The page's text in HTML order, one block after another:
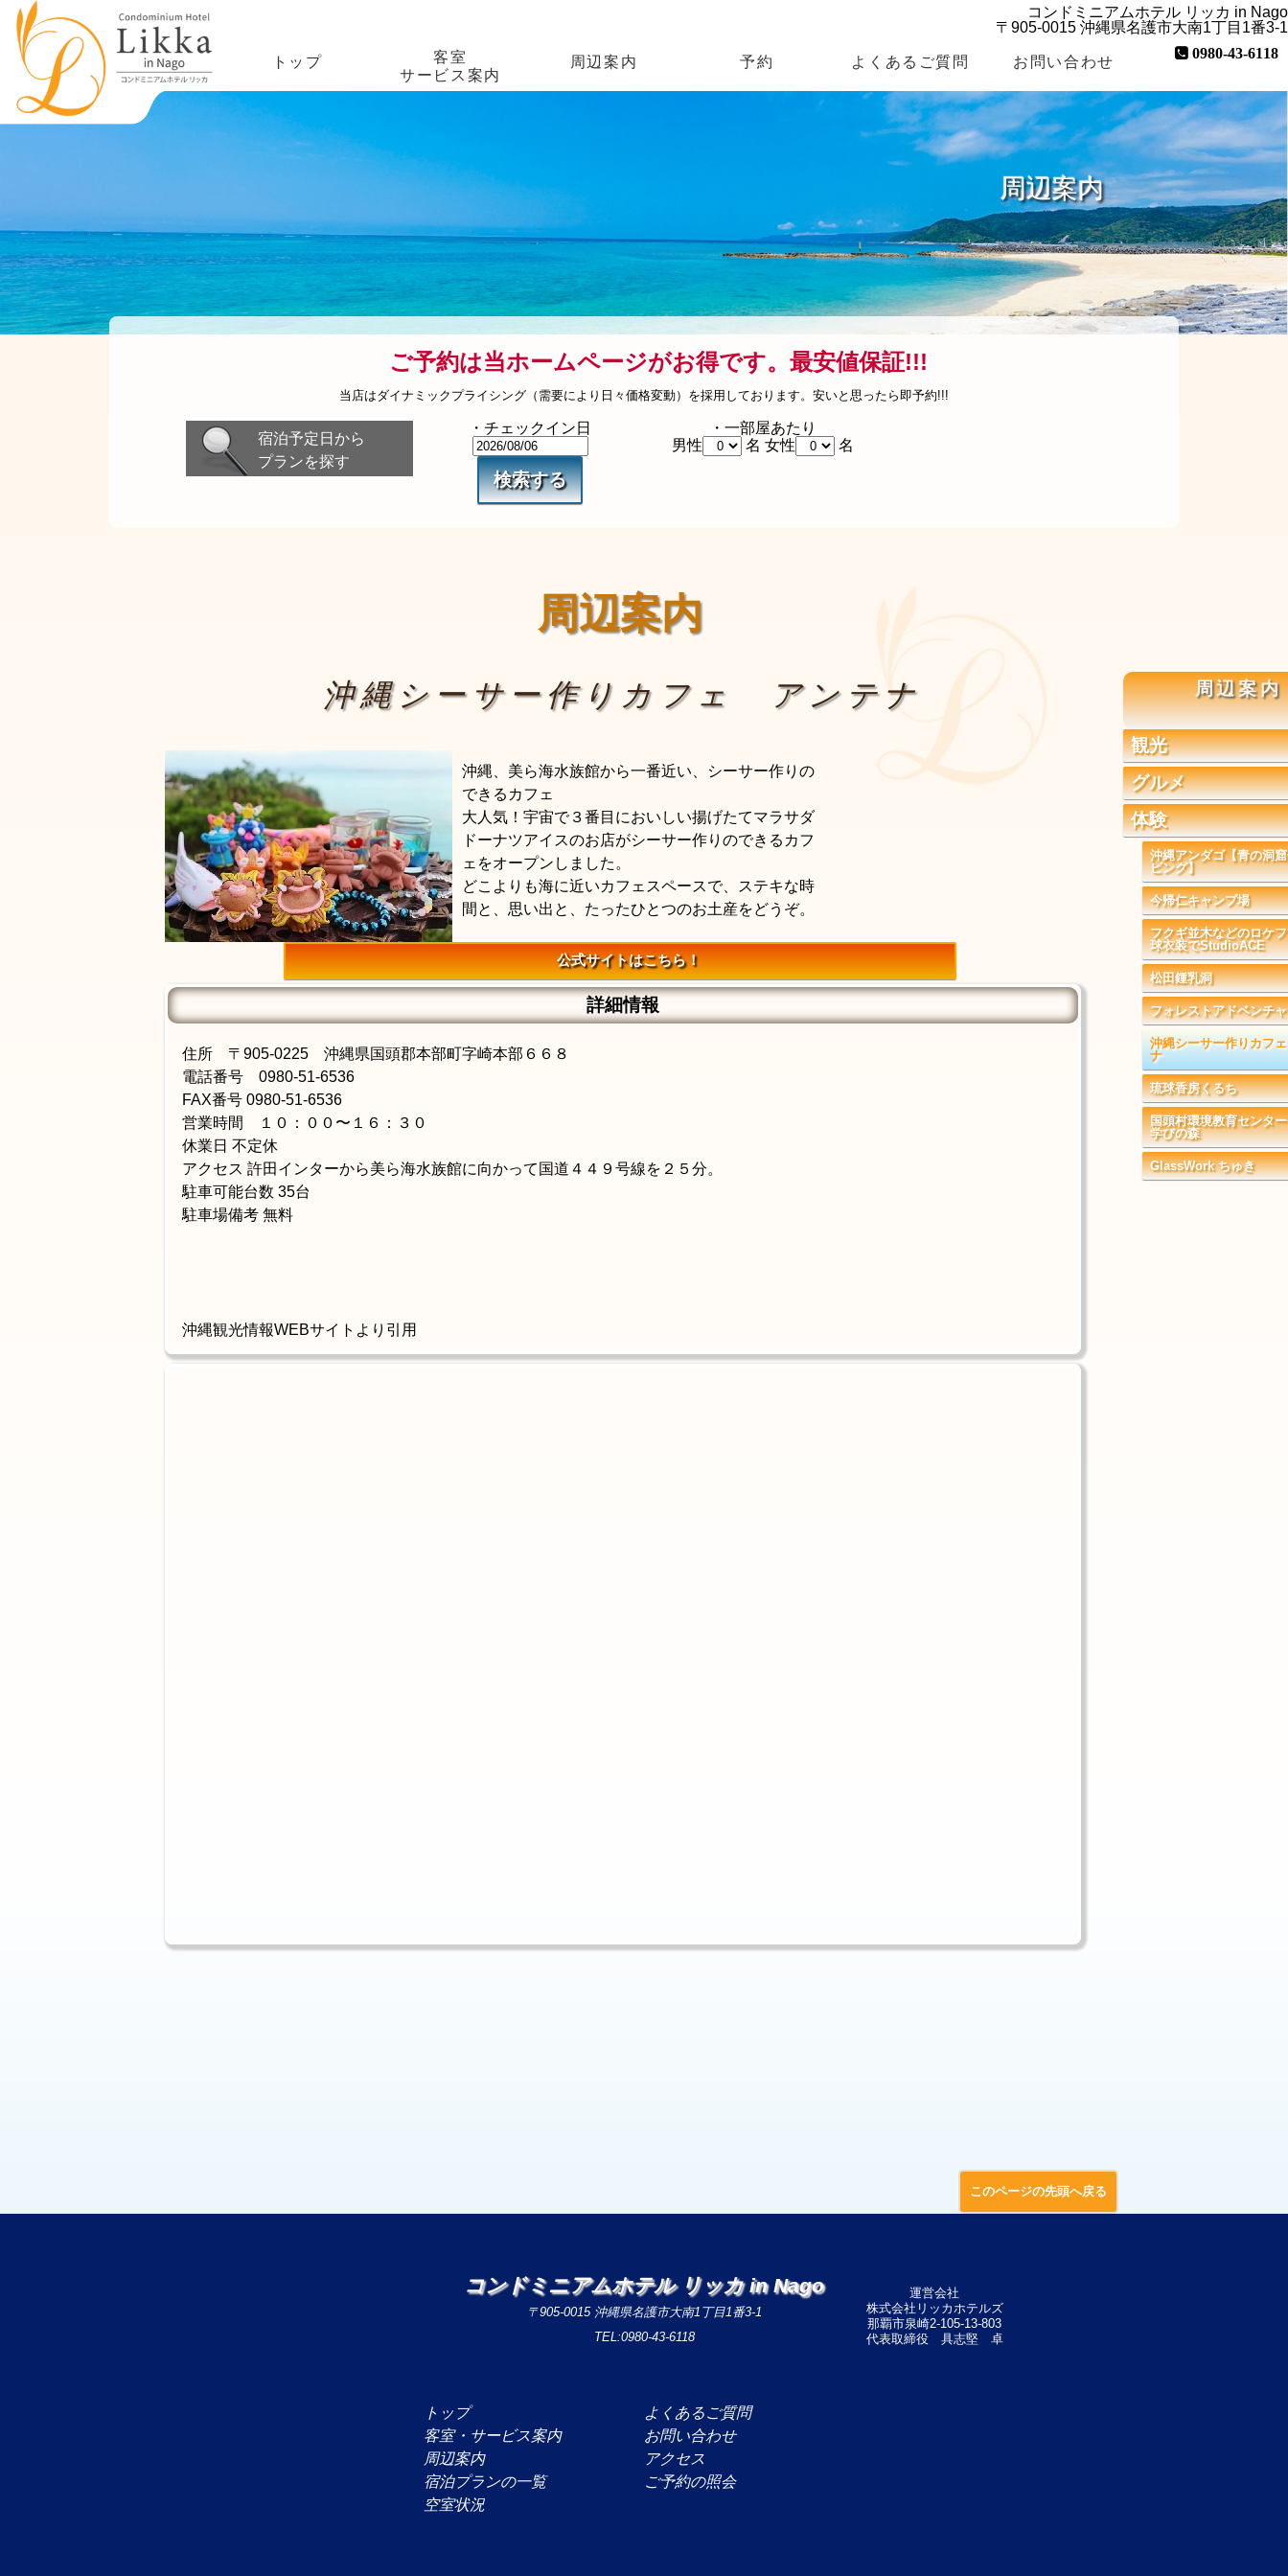
コンドミニアムホテル リッカ in Nago
〒905-0015 沖縄県名護市大南1丁目1番3-1
0980-43-6118
トップ
客室
サービス案内
周辺案内 予約 よくあるご質問 お問い合わせ
周辺案内
ご予約は当ホームページがお得です。最安値保証!!!
当店はダイナミックプライシング（需要により日々価格変動）を採用しております。安いと思ったら即予約!!!
宿泊予定日から
プランを探す
・チェックイン日
・一部屋あたり
男性
名 女性 名
周辺案内
沖縄シーサー作りカフェ アンテナ
沖縄、美ら海水族館から一番近い、シーサー作りの
できるカフェ
大人気！宇宙で３番目においしい揚げたてマラサダ
ドーナツアイスのお店がシーサー作りのできるカフ
ェをオープンしました。
どこよりも海に近いカフェスペースで、ステキな時
間と、思い出と、たったひとつのお土産をどうぞ。
公式サイトはこちら！
詳細情報
住所 〒905-0225 沖縄県国頭郡本部町字崎本部６６８
電話番号 0980-51-6536
FAX番号 0980-51-6536
営業時間 １０：００〜１６：３０
休業日 不定休
アクセス 許田インターから美ら海水族館に向かって国道４４９号線を２５分。
駐車可能台数 35台
駐車場備考 無料
沖縄観光情報WEBサイトより引用
周辺案内
観光
グルメ
体験
沖縄アンダゴ【青の洞
ビング】
今帰仁キャンプ場
フクギ並木などのロケ
球衣装でStudioACE
松田鍾乳洞
フォレストアドベンチ
沖縄シーサー作りカフ
ナ
琉球香房くるち
国頭村環境教育センタ
学びの森
GlassWork ちゅき
このページの先頭へ戻る
運営会社
株式会社リッカホテルズ
那覇市泉崎2-105-13-803
代表取締役 具志堅 卓
コンドミニアムホテル リッカ in Nago
〒905-0015 沖縄県名護市大南1丁目1番3-1
TEL:0980-43-6118
トップ
客室・サービス案内
周辺案内
宿泊プランの一覧
空室状況
よくあるご質問
お問い合わせ
アクセス
ご予約の照会